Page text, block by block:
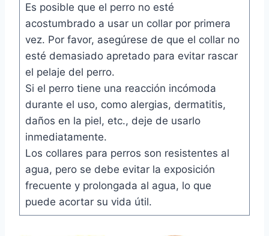
Es posible que el perro no esté
acostumbrado a usar un collar por primera
vez. Por favor, asegúrese de que el collar no
esté demasiado apretado para evitar rascar
el pelaje del perro.
Si el perro tiene una reacción incómoda
durante el uso, como alergias, dermatitis,
daños en la piel, etc., deje de usarlo
inmediatamente.
Los collares para perros son resistentes al
agua, pero se debe evitar la exposición
frecuente y prolongada al agua, lo que
puede acortar su vida útil.